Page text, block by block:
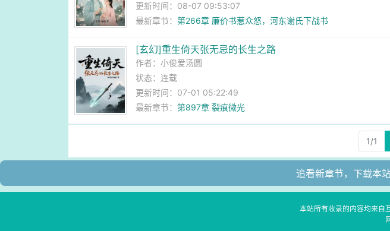
更新时间：08-07 09:53:07
最新章节：第266章 廉价书惹众怒，河东谢氏下战书
[玄幻]重生倚天张无忌的长生之路
作者： 小俊爱汤圆
状态：连载
更新时间：07-01 05:22:49
最新章节：第897章 裂痕微光
1/1
追看新章节，下载本
本站所有收录的内容均来自